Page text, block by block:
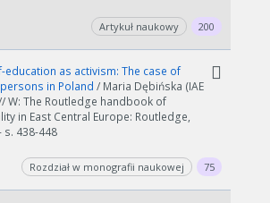
Artykuł naukowy 200
education as activism: The case of
in Poland / Maria Dębińska (IAE
W: The Routledge handbook of
in East Central Europe: Routledge,
s. 438-448
Rozdział w monografii naukowej 75